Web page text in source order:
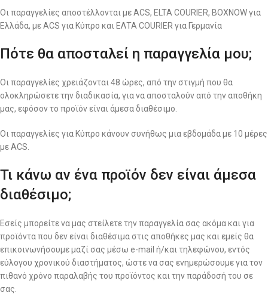
Οι παραγγελίες αποστέλλονται με ACS, ELTA COURIER, BOXNOW για
Ελλάδα, με ACS για Κύπρο και ΕΛΤΑ COURIER για Γερμανία
Πότε θα αποσταλεί η παραγγελία μου;
Οι παραγγελίες χρειάζονται 48 ώρες, από την στιγμή που θα
ολοκληρώσετε την διαδικασία, για να αποσταλούν από την αποθήκη
μας, εφόσον το προϊόν είναι άμεσα διαθέσιμο.
Οι παραγγελίες για Κύπρο κάνουν συνήθως μια εβδομάδα με 10 μέρες
με ACS.
Τι κάνω αν ένα προϊόν δεν είναι άμεσα
διαθέσιμο;
Εσείς μπορείτε να μας στείλετε την παραγγελία σας ακόμα και για
προϊόντα που δεν είναι διαθέσιμα στις αποθήκες μας και εμείς θα
επικοινωνήσουμε μαζί σας μέσω e-mail ή/και τηλεφώνου, εντός
εύλογου χρονικού διαστήματος, ώστε να σας ενημερώσουμε για τον
πιθανό χρόνο παραλαβής του προϊόντος και την παράδοσή του σε
σας.